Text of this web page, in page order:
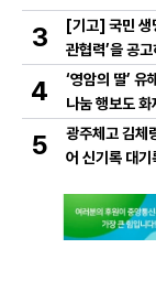
3
[기고] 국민 생
관협력’을 공고
4
‘영암의 딸’
나눔 행보도 화
5
광주체고 김체
어 신기록 대기